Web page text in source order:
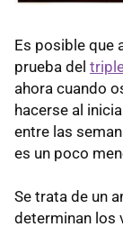
Es posible que
prueba del
ahora cuando
hacerse al
entre las
es un poco
Se trata de un
determinan los